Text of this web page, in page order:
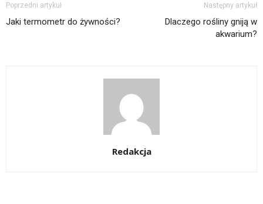
Poprzedni artykuł
Jaki termometr do żywności?
Następny artykuł
Dlaczego rośliny gniją w
akwarium?
Redakcja